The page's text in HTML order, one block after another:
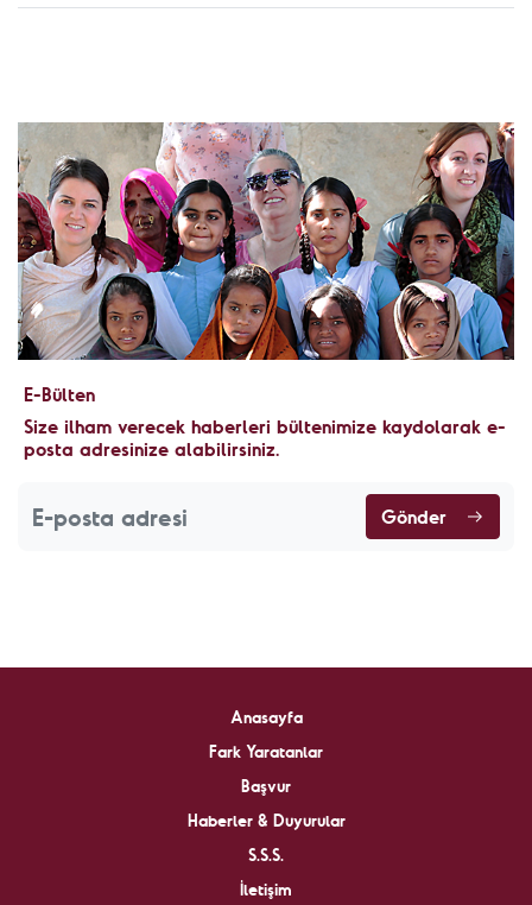
E-Bülten
Size ilham verecek haberleri bültenimize kaydolarak e-
posta adresinize alabilirsiniz.
Gönder
Anasayfa
Fark Yaratanlar
Başvur
Haberler & Duyurular
S.S.S.
İletişim